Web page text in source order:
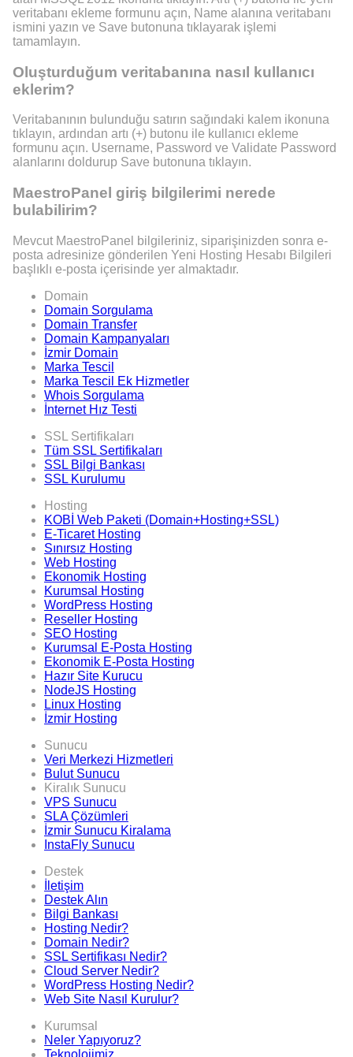
veritabanı ekleme formunu açın, Name alanına veritabanı
ismini yazın ve Save butonuna tıklayarak işlemi
tamamlayın.
Oluşturduğum veritabanına nasıl kullanıcı
eklerim?
Veritabanının bulunduğu satırın sağındaki kalem ikonuna
tıklayın, ardından artı (+) butonu ile kullanıcı ekleme
formunu açın. Username, Password ve Validate Password
alanlarını doldurup Save butonuna tıklayın.
MaestroPanel giriş bilgilerimi nerede
bulabilirim?
Mevcut MaestroPanel bilgileriniz, siparişinizden sonra e-
posta adresinize gönderilen Yeni Hosting Hesabı Bilgileri
başlıklı e-posta içerisinde yer almaktadır.
Domain
Domain Sorgulama
Domain Transfer
Domain Kampanyaları
İzmir Domain
Marka Tescil
Marka Tescil Ek Hizmetler
Whois Sorgulama
İnternet Hız Testi
SSL Sertifikaları
Tüm SSL Sertifikaları
SSL Bilgi Bankası
SSL Kurulumu
Hosting
KOBİ Web Paketi (Domain+Hosting+SSL)
E-Ticaret Hosting
Sınırsız Hosting
Web Hosting
Ekonomik Hosting
Kurumsal Hosting
WordPress Hosting
Reseller Hosting
SEO Hosting
Kurumsal E-Posta Hosting
Ekonomik E-Posta Hosting
Hazır Site Kurucu
NodeJS Hosting
Linux Hosting
İzmir Hosting
Sunucu
Veri Merkezi Hizmetleri
Bulut Sunucu
Kiralık Sunucu
VPS Sunucu
SLA Çözümleri
İzmir Sunucu Kiralama
InstaFly Sunucu
Destek
İletişim
Destek Alın
Bilgi Bankası
Hosting Nedir?
Domain Nedir?
SSL Sertifikası Nedir?
Cloud Server Nedir?
WordPress Hosting Nedir?
Web Site Nasıl Kurulur?
Kurumsal
Neler Yapıyoruz?
Teknolojimiz